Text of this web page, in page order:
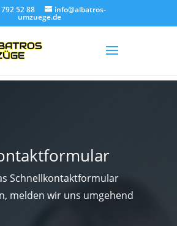
52 88 info@albatros-
umzuege.de
Schnellkontaktformular
melden wir uns umgehend